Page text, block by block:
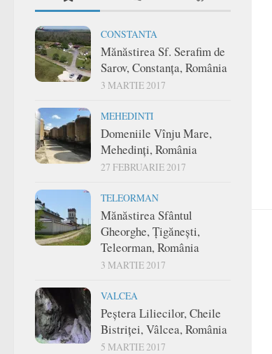
CONSTANTA
Mănăstirea Sf. Serafim de
Sarov, Constanța, România
3 MARTIE 2017
MEHEDINTI
Domeniile Vînju Mare,
Mehedinți, România
27 FEBRUARIE 2017
TELEORMAN
Mănăstirea Sfântul
Gheorghe, Țigănești,
Teleorman, România
3 MARTIE 2017
VALCEA
Peștera Liliecilor, Cheile
Bistriței, Vâlcea, România
5 MARTIE 2017